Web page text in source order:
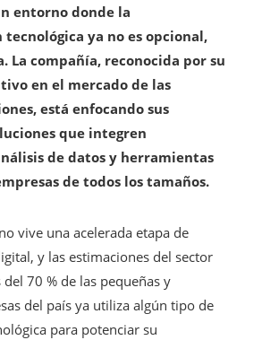
entorno donde la
ya no es opcional,
La compañía, reconocida por su
en el mercado de las
está enfocando sus
que integren
de datos y herramientas
de todos los tamaños.
vive una acelerada etapa de
y las estimaciones del sector
70 % de las pequeñas y
del país ya utiliza algún tipo de
para potenciar su